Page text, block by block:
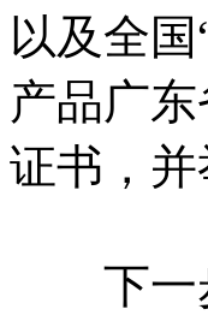
以及全
产品广
证书，
下一步